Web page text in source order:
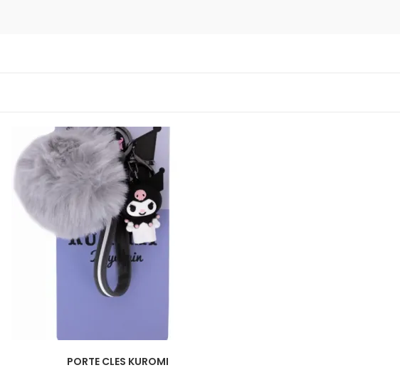
PORTE CLES KUROMI